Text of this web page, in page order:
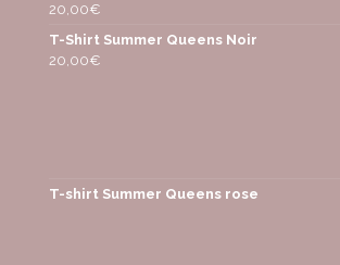
20,00€
T-Shirt Summer Queens Noir
20,00€
T-shirt Summer Queens rose